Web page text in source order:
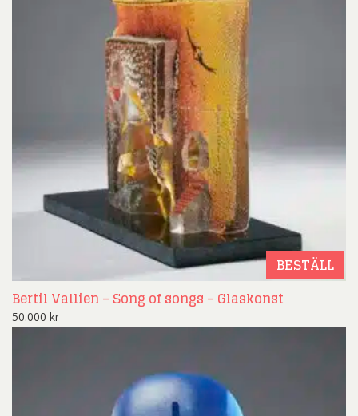
BESTÄLL
Bertil Vallien – Song of songs – Glaskonst
50.000 kr